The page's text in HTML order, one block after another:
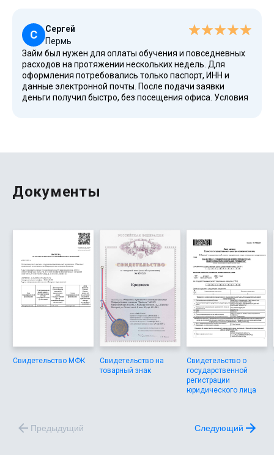
финансовых трудностей.
С
Сергей
Пермь
Займ был нужен для оплаты обучения и повседневных
расходов на протяжении нескольких недель. Для
оформления потребовались только паспорт, ИНН и
данные электронной почты. После подачи заявки
деньги получил быстро, без посещения офиса. Условия
сервис.
Документы
Свидетельство МФК
Свидетельство на
товарный знак
Свидетельство о
государственной
регистрации
юридического лица
Предыдущий Следующий